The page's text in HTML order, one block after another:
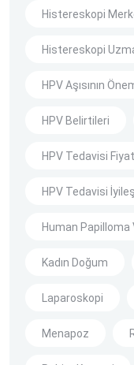
Histereskopi
Histereskopi
HPV Aşısının
HPV Belirtileri
HPV Tedavisi
HPV Tedavisi
Human Papilloma
Kadın Doğum
Laparoskopi
Menapoz